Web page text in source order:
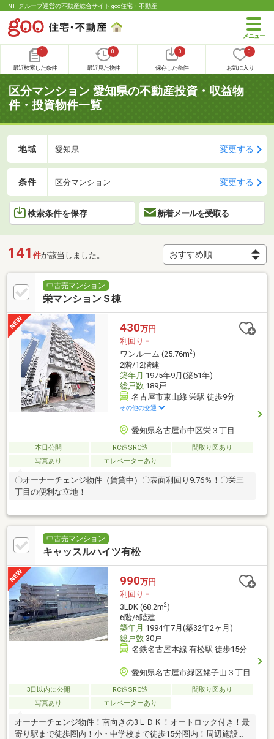
NTTグループ運営の不動産総合サイト goo住宅・不動産
1
最近検索した条件
0
最近見た物件
0
保存した条件
0
お気に入り
区分マンション 愛知県の不動産投資・収益物
件・投資物件一覧
地域 愛知県 変更する
条件 区分マンション 変更する
検索条件を保存 新着メールを受取る
141 件が該当しました。
中古売マンション
栄マンションＳ棟
430万円
利回り -
ワンルーム (25.76m2)
2階/12階建
築年月 1975年9月(築51年)
総戸数189戸
名古屋市東山線 栄駅 徒歩9分
その他の交通
愛知県名古屋市中区栄３丁目
本日公開 RC造SRC造
間取り図あり
写真あり
エレベーターあり
〇オーナーチェンジ物件（賃貸中）〇表面利回り9.76％！〇栄三
丁目の便利な立地！
中古売マンション
キャッスルハイツ有松
990万円
利回り -
3LDK (68.2m2)
6階/6階建
築年月 1994年7月(築32年2ヶ月)
総戸数30戸
名鉄名古屋本線 有松駅 徒歩15分
愛知県名古屋市緑区姥子山３丁目
3日以内に公開 RC造SRC造
間取り図あり
写真あり
エレベーターあり
オーナーチェンジ物件！南向きの3ＬＤＫ！オートロック付き！最
寄り駅まで徒歩圏内！小・中学校まで徒歩15分圏内！周辺施設充